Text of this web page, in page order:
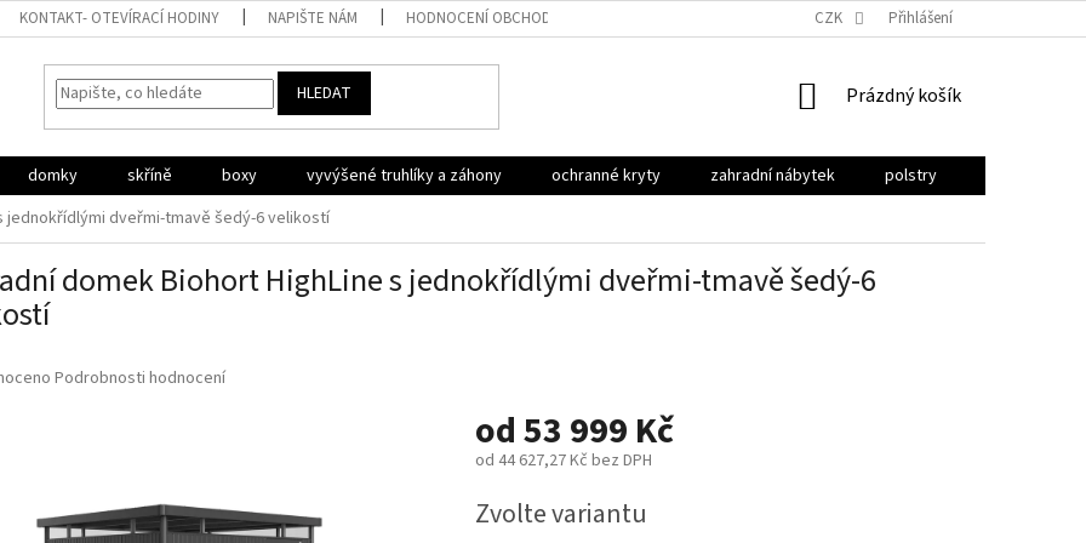
KONTAKT- OTEVÍRACÍ HODINY NAPIŠTE NÁM HODNOCENÍ OBCHODU PODMÍNKY OCHRANY OSOBNÍCH ÚDAJŮ
CZK Přihlášení
HLEDAT
NÁKUPNÍ
Prázdný košík
domky skříně boxy vyvýšené truhlíky a záhony ochranné kryty zahradní nábytek polstry
jednokřídlými dveřmi-tmavě šedý-6 velikostí
domek Biohort HighLine s jednokřídlými dveřmi-tmavě šedý-6
Podrobnosti hodnocení
od53 999 Kč
od 44 627,27 Kč bez DPH
cena:
Zvolte variantu